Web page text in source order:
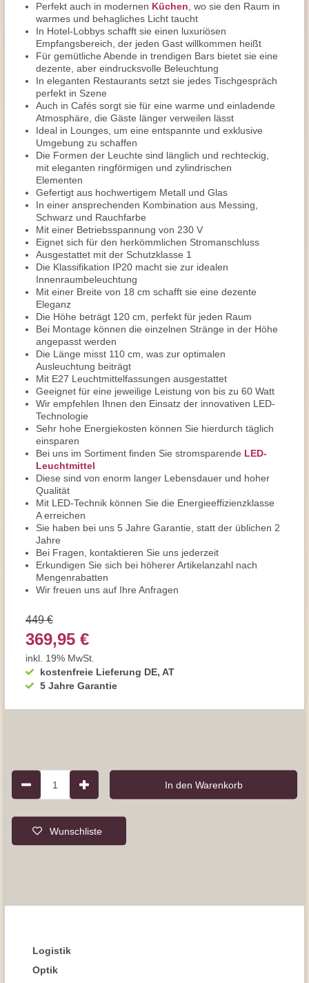
Perfekt auch in modernen Küchen , wo sie den Raum in
warmes und behagliches Licht taucht
In Hotel-Lobbys schafft sie einen luxuriösen
Empfangsbereich, der jeden Gast willkommen heißt
Für gemütliche Abende in trendigen Bars bietet sie eine
dezente, aber eindrucksvolle Beleuchtung
In eleganten Restaurants setzt sie jedes Tischgespräch
perfekt in Szene
Auch in Cafés sorgt sie für eine warme und einladende
Atmosphäre, die Gäste länger verweilen lässt
Ideal in Lounges, um eine entspannte und exklusive
Umgebung zu schaffen
Die Formen der Leuchte sind länglich und rechteckig,
mit eleganten ringförmigen und zylindrischen
Elementen
Gefertigt aus hochwertigem Metall und Glas
In einer ansprechenden Kombination aus Messing,
Schwarz und Rauchfarbe
Mit einer Betriebsspannung von 230 V
Eignet sich für den herkömmlichen Stromanschluss
Ausgestattet mit der Schutzklasse 1
Die Klassifikation IP20 macht sie zur idealen
Innenraumbeleuchtung
Mit einer Breite von 18 cm schafft sie eine dezente
Eleganz
Die Höhe beträgt 120 cm, perfekt für jeden Raum
Bei Montage können die einzelnen Stränge in der Höhe
angepasst werden
Die Länge misst 110 cm, was zur optimalen
Ausleuchtung beiträgt
Mit E27 Leuchtmittelfassungen ausgestattet
Geeignet für eine jeweilige Leistung von bis zu 60 Watt
Wir empfehlen Ihnen den Einsatz der innovativen LED-
Technologie
Sehr hohe Energiekosten können Sie hierdurch täglich
einsparen
Bei uns im Sortiment finden Sie stromsparende LED-
Leuchtmittel
Diese sind von enorm langer Lebensdauer und hoher
Qualität
Mit LED-Technik können Sie die Energieeffizienzklasse
A erreichen
Sie haben bei uns 5 Jahre Garantie, statt der üblichen 2
Jahre
Bei Fragen, kontaktieren Sie uns jederzeit
Erkundigen Sie sich bei höherer Artikelanzahl nach
Mengenrabatten
Wir freuen uns auf Ihre Anfragen
kostenfreie Lieferung DE, AT
5 Jahre Garantie
449 €
369,95 €
inkl. 19% MwSt.
1 In den Warenkorb
Wunschliste
Logistik
Optik